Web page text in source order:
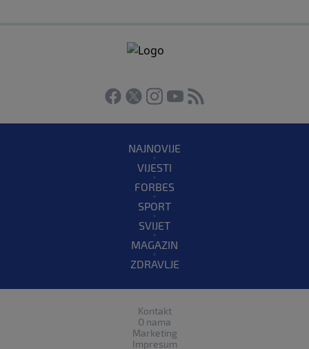
NAJNOVIJE
VIJESTI
FORBES
SPORT
SVIJET
MAGAZIN
ZDRAVLJE
Kontakt
O nama
Marketing
Impresum